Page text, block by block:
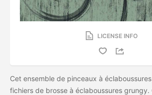
LICENSE INFO
Cet ensemble de pinceaux à
fichiers de brosse à éclaboussures grungy.